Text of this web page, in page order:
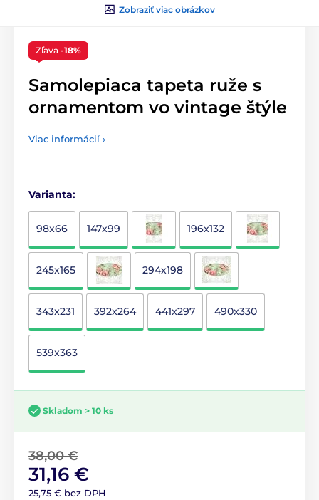
Zobraziť viac obrázkov
Zľava -18%
Samolepiaca tapeta ruže s
ornamentom vo vintage štýle
Viac informácií ›
Varianta:
98x66 147x99 196x132
245x165 294x198
343x231 392x264 441x297 490x330
539x363
Skladom > 10 ks
38,00 €
31,16 €
25,75 € bez DPH